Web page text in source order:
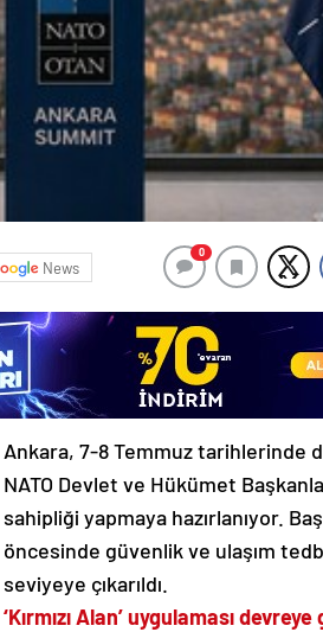
News
0
Ankara, 7-8 Temmuz tarihlerinde
NATO Devlet ve Hükümet
sahipliği yapmaya hazırlanıyor.
öncesinde güvenlik ve ulaşım
seviyeye çıkarıldı.
‘Kırmızı Alan’ uygulaması